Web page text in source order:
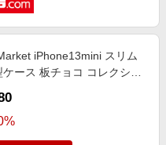
iPhone13mini スリム
ース 板チョコ コレクショ
BCM2S2167-78